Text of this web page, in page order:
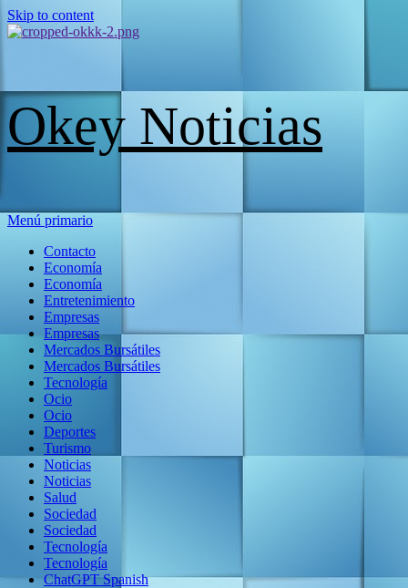
Skip to content
Okey Noticias
Menú primario
Contacto
Economía
Economía
Entretenimiento
Empresas
Empresas
Mercados Bursátiles
Mercados Bursátiles
Tecnología
Ocio
Ocio
Deportes
Turismo
Noticias
Noticias
Salud
Sociedad
Sociedad
Tecnología
Tecnología
ChatGPT Spanish